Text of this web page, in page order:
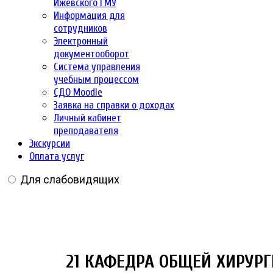
Ижевского ГМУ
Информация для
сотрудников
Электронный
документооборот
Система управления
учебным процессом
СДО Moodle
Заявка на справки о доходах
Личный кабинет
преподавателя
Экскурсии
Оплата услуг
Для слабовидящих
21 КАФЕДРА ОБЩЕЙ